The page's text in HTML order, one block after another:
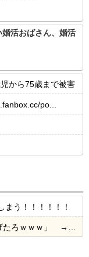
婚活おばさん、婚活
から75歳まで被害
po...
まう！！！！！！
閉まっていて無事車内に発射